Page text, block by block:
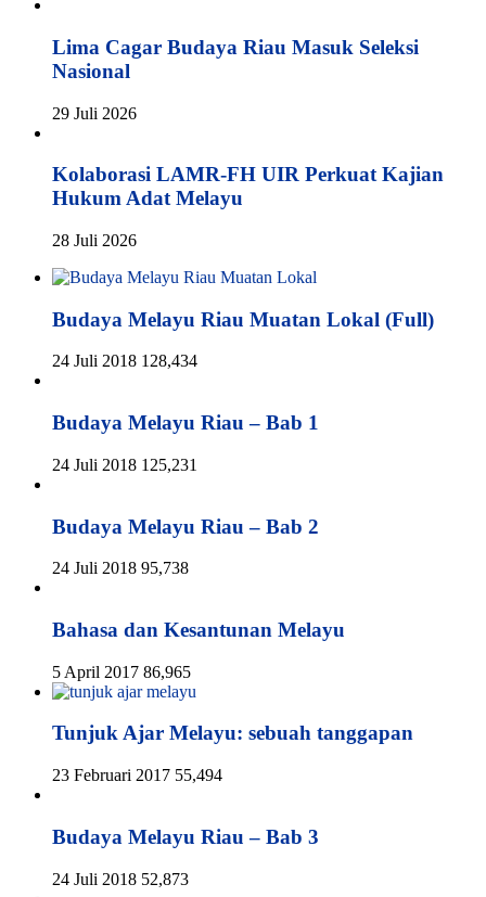
Lima Cagar Budaya Riau Masuk Seleksi
Nasional
29 Juli 2026
Kolaborasi LAMR-FH UIR Perkuat Kajian
Hukum Adat Melayu
28 Juli 2026
Budaya Melayu Riau Muatan Lokal (Full)
24 Juli 2018 128,434
Budaya Melayu Riau – Bab 1
24 Juli 2018 125,231
Budaya Melayu Riau – Bab 2
24 Juli 2018 95,738
Bahasa dan Kesantunan Melayu
5 April 2017 86,965
Tunjuk Ajar Melayu: sebuah tanggapan
23 Februari 2017 55,494
Budaya Melayu Riau – Bab 3
24 Juli 2018 52,873